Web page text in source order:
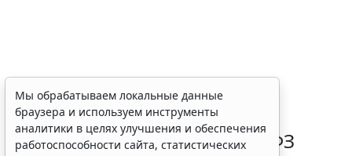
ФАС России рассказала об
особенностях внеплановых
проверок заказчиков по 44-ФЗ
Мы обрабатываем локальные данные
браузера и используем инструменты
аналитики в целях улучшения и обеспечения
работоспособности сайта, статистических